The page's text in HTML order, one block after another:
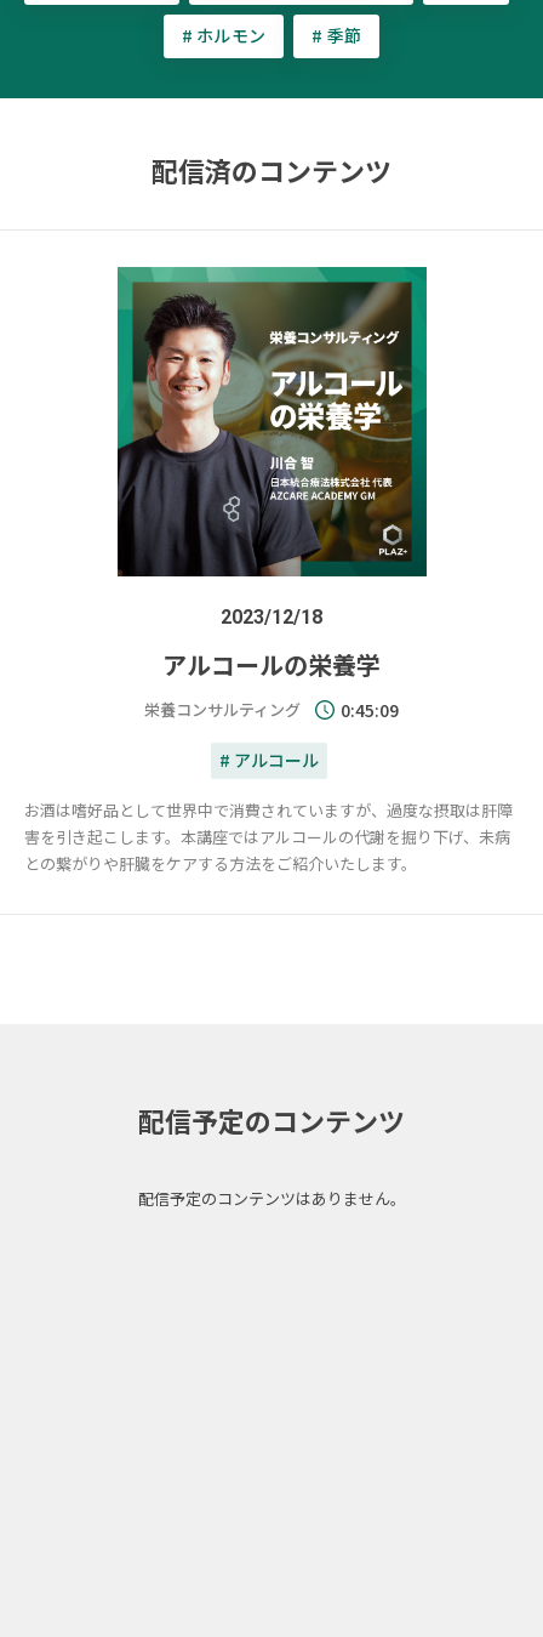
# ホルモン # 季節
配信済のコンテンツ
2023/12/18
アルコールの栄養学
栄養コンサルティング 0:45:09
# アルコール
お酒は嗜好品として世界中で消費されていますが、過度な摂取は肝障
害を引き起こします。本講座ではアルコールの代謝を掘り下げ、未病
との繋がりや肝臓をケアする方法をご紹介いたします。
配信予定のコンテンツ
配信予定のコンテンツはありません。